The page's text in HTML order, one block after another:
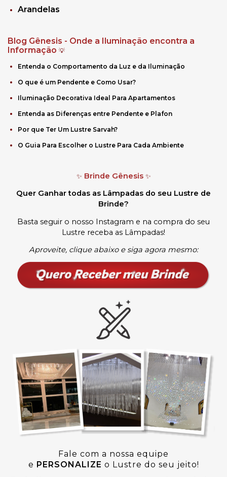
Arandelas
Blog Gênesis - Onde a Iluminação encontra a
Informação 💡
Entenda o Comportamento da Luz e da Iluminação
O que é um Pendente e Como Usar?
Iluminação Decorativa Ideal Para Apartamentos
Entenda as Diferenças entre Pendente e Plafon
Por que Ter Um Lustre Sarvah?
O Guia Para Escolher o Lustre Para Cada Ambiente
✨ Brinde Gênesis ✨
Quer Ganhar todas as Lâmpadas do seu Lustre de
Brinde?
Basta seguir o nosso Instagram e na compra do seu
Lustre receba as Lâmpadas!
Aproveite, clique abaixo e siga agora mesmo:
Fale com a nossa equipe
e PERSONALIZE o Lustre do seu jeito!